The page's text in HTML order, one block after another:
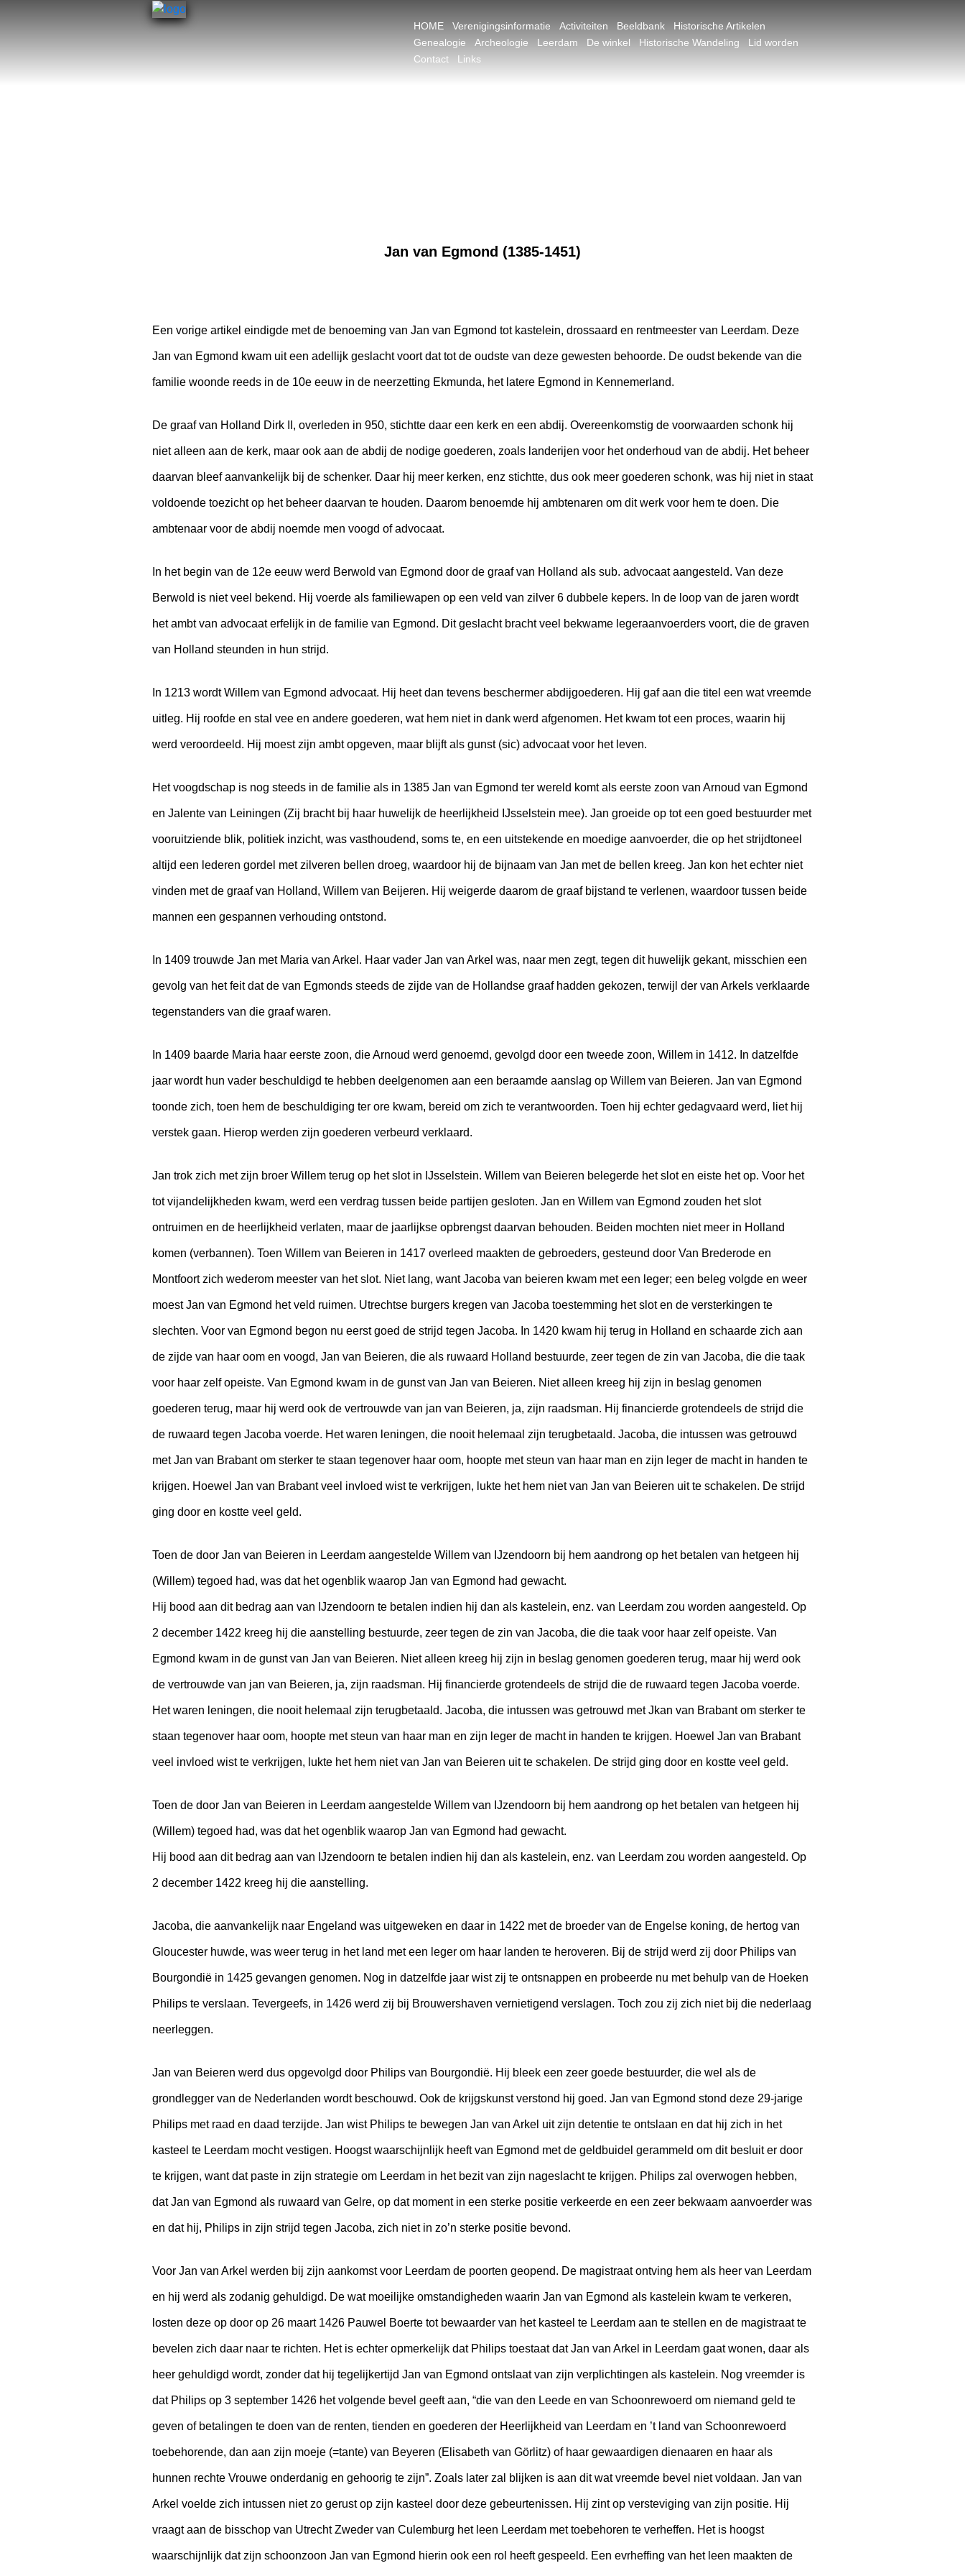
HOME Verenigingsinformatie Activiteiten Beeldbank
Historische Artikelen
Genealogie
Archeologie Leerdam De winkel Historische Wandeling
Lid worden
Contact
Links
Jan van Egmond (1385-1451)
Een vorige artikel eindigde met de benoeming van Jan van Egmond tot kastelein, drossaard en rentmeester van Leerdam. Deze
Jan van Egmond kwam uit een adellijk geslacht voort dat tot de oudste van deze gewesten behoorde. De oudst bekende van die
familie woonde reeds in de 10e eeuw in de neerzetting Ekmunda, het latere Egmond in Kennemerland.
De graaf van Holland Dirk II, overleden in 950, stichtte daar een kerk en een abdij. Overeenkomstig de voorwaarden schonk hij
niet alleen aan de kerk, maar ook aan de abdij de nodige goederen, zoals landerijen voor het onderhoud van de abdij. Het beheer
daarvan bleef aanvankelijk bij de schenker. Daar hij meer kerken, enz stichtte, dus ook meer goederen schonk, was hij niet in staat
voldoende toezicht op het beheer daarvan te houden. Daarom benoemde hij ambtenaren om dit werk voor hem te doen. Die
ambtenaar voor de abdij noemde men voogd of advocaat.
In het begin van de 12e eeuw werd Berwold van Egmond door de graaf van Holland als sub. advocaat aangesteld. Van deze
Berwold is niet veel bekend. Hij voerde als familiewapen op een veld van zilver 6 dubbele kepers. In de loop van de jaren wordt
het ambt van advocaat erfelijk in de familie van Egmond. Dit geslacht bracht veel bekwame legeraanvoerders voort, die de graven
van Holland steunden in hun strijd.
In 1213 wordt Willem van Egmond advocaat. Hij heet dan tevens beschermer abdijgoederen. Hij gaf aan die titel een wat vreemde
uitleg. Hij roofde en stal vee en andere goederen, wat hem niet in dank werd afgenomen. Het kwam tot een proces, waarin hij
werd veroordeeld. Hij moest zijn ambt opgeven, maar blijft als gunst (sic) advocaat voor het leven.
Het voogdschap is nog steeds in de familie als in 1385 Jan van Egmond ter wereld komt als eerste zoon van Arnoud van Egmond
en Jalente van Leiningen (Zij bracht bij haar huwelijk de heerlijkheid IJsselstein mee). Jan groeide op tot een goed bestuurder met
vooruitziende blik, politiek inzicht, was vasthoudend, soms te, en een uitstekende en moedige aanvoerder, die op het strijdtoneel
altijd een lederen gordel met zilveren bellen droeg, waardoor hij de bijnaam van Jan met de bellen kreeg. Jan kon het echter niet
vinden met de graaf van Holland, Willem van Beijeren. Hij weigerde daarom de graaf bijstand te verlenen, waardoor tussen beide
mannen een gespannen verhouding ontstond.
In 1409 trouwde Jan met Maria van Arkel. Haar vader Jan van Arkel was, naar men zegt, tegen dit huwelijk gekant, misschien een
gevolg van het feit dat de van Egmonds steeds de zijde van de Hollandse graaf hadden gekozen, terwijl der van Arkels verklaarde
tegenstanders van die graaf waren.
In 1409 baarde Maria haar eerste zoon, die Arnoud werd genoemd, gevolgd door een tweede zoon, Willem in 1412. In datzelfde
jaar wordt hun vader beschuldigd te hebben deelgenomen aan een beraamde aanslag op Willem van Beieren. Jan van Egmond
toonde zich, toen hem de beschuldiging ter ore kwam, bereid om zich te verantwoorden. Toen hij echter gedagvaard werd, liet hij
verstek gaan. Hierop werden zijn goederen verbeurd verklaard.
Jan trok zich met zijn broer Willem terug op het slot in IJsselstein. Willem van Beieren belegerde het slot en eiste het op. Voor het
tot vijandelijkheden kwam, werd een verdrag tussen beide partijen gesloten. Jan en Willem van Egmond zouden het slot
ontruimen en de heerlijkheid verlaten, maar de jaarlijkse opbrengst daarvan behouden. Beiden mochten niet meer in Holland
komen (verbannen). Toen Willem van Beieren in 1417 overleed maakten de gebroeders, gesteund door Van Brederode en
Montfoort zich wederom meester van het slot. Niet lang, want Jacoba van beieren kwam met een leger; een beleg volgde en weer
moest Jan van Egmond het veld ruimen. Utrechtse burgers kregen van Jacoba toestemming het slot en de versterkingen te
slechten. Voor van Egmond begon nu eerst goed de strijd tegen Jacoba. In 1420 kwam hij terug in Holland en schaarde zich aan
de zijde van haar oom en voogd, Jan van Beieren, die als ruwaard Holland bestuurde, zeer tegen de zin van Jacoba, die die taak
voor haar zelf opeiste. Van Egmond kwam in de gunst van Jan van Beieren. Niet alleen kreeg hij zijn in beslag genomen
goederen terug, maar hij werd ook de vertrouwde van jan van Beieren, ja, zijn raadsman. Hij financierde grotendeels de strijd die
de ruwaard tegen Jacoba voerde. Het waren leningen, die nooit helemaal zijn terugbetaald. Jacoba, die intussen was getrouwd
met Jan van Brabant om sterker te staan tegenover haar oom, hoopte met steun van haar man en zijn leger de macht in handen te
krijgen. Hoewel Jan van Brabant veel invloed wist te verkrijgen, lukte het hem niet van Jan van Beieren uit te schakelen. De strijd
ging door en kostte veel geld.
Toen de door Jan van Beieren in Leerdam aangestelde Willem van IJzendoorn bij hem aandrong op het betalen van hetgeen hij
(Willem) tegoed had, was dat het ogenblik waarop Jan van Egmond had gewacht.
Hij bood aan dit bedrag aan van IJzendoorn te betalen indien hij dan als kastelein, enz. van Leerdam zou worden aangesteld. Op
2 december 1422 kreeg hij die aanstelling bestuurde, zeer tegen de zin van Jacoba, die die taak voor haar zelf opeiste. Van
Egmond kwam in de gunst van Jan van Beieren. Niet alleen kreeg hij zijn in beslag genomen goederen terug, maar hij werd ook
de vertrouwde van jan van Beieren, ja, zijn raadsman. Hij financierde grotendeels de strijd die de ruwaard tegen Jacoba voerde.
Het waren leningen, die nooit helemaal zijn terugbetaald. Jacoba, die intussen was getrouwd met Jkan van Brabant om sterker te
staan tegenover haar oom, hoopte met steun van haar man en zijn leger de macht in handen te krijgen. Hoewel Jan van Brabant
veel invloed wist te verkrijgen, lukte het hem niet van Jan van Beieren uit te schakelen. De strijd ging door en kostte veel geld.
Toen de door Jan van Beieren in Leerdam aangestelde Willem van IJzendoorn bij hem aandrong op het betalen van hetgeen hij
(Willem) tegoed had, was dat het ogenblik waarop Jan van Egmond had gewacht.
Hij bood aan dit bedrag aan van IJzendoorn te betalen indien hij dan als kastelein, enz. van Leerdam zou worden aangesteld. Op
2 december 1422 kreeg hij die aanstelling.
Jacoba, die aanvankelijk naar Engeland was uitgeweken en daar in 1422 met de broeder van de Engelse koning, de hertog van
Gloucester huwde, was weer terug in het land met een leger om haar landen te heroveren. Bij de strijd werd zij door Philips van
Bourgondië in 1425 gevangen genomen. Nog in datzelfde jaar wist zij te ontsnappen en probeerde nu met behulp van de Hoeken
Philips te verslaan. Tevergeefs, in 1426 werd zij bij Brouwershaven vernietigend verslagen. Toch zou zij zich niet bij die nederlaag
neerleggen.
Jan van Beieren werd dus opgevolgd door Philips van Bourgondië. Hij bleek een zeer goede bestuurder, die wel als de
grondlegger van de Nederlanden wordt beschouwd. Ook de krijgskunst verstond hij goed. Jan van Egmond stond deze 29-jarige
Philips met raad en daad terzijde. Jan wist Philips te bewegen Jan van Arkel uit zijn detentie te ontslaan en dat hij zich in het
kasteel te Leerdam mocht vestigen. Hoogst waarschijnlijk heeft van Egmond met de geldbuidel gerammeld om dit besluit er door
te krijgen, want dat paste in zijn strategie om Leerdam in het bezit van zijn nageslacht te krijgen. Philips zal overwogen hebben,
dat Jan van Egmond als ruwaard van Gelre, op dat moment in een sterke positie verkeerde en een zeer bekwaam aanvoerder was
en dat hij, Philips in zijn strijd tegen Jacoba, zich niet in zo’n sterke positie bevond.
Voor Jan van Arkel werden bij zijn aankomst voor Leerdam de poorten geopend. De magistraat ontving hem als heer van Leerdam
en hij werd als zodanig gehuldigd. De wat moeilijke omstandigheden waarin Jan van Egmond als kastelein kwam te verkeren,
losten deze op door op 26 maart 1426 Pauwel Boerte tot bewaarder van het kasteel te Leerdam aan te stellen en de magistraat te
bevelen zich daar naar te richten. Het is echter opmerkelijk dat Philips toestaat dat Jan van Arkel in Leerdam gaat wonen, daar als
heer gehuldigd wordt, zonder dat hij tegelijkertijd Jan van Egmond ontslaat van zijn verplichtingen als kastelein. Nog vreemder is
dat Philips op 3 september 1426 het volgende bevel geeft aan, “die van den Leede en van Schoonrewoerd om niemand geld te
geven of betalingen te doen van de renten, tienden en goederen der Heerlijkheid van Leerdam en ’t land van Schoonrewoerd
toebehorende, dan aan zijn moeje (=tante) van Beyeren (Elisabeth van Görlitz) of haar gewaardigen dienaaren en haar als
hunnen rechte Vrouwe onderdanig en gehoorig te zijn”. Zoals later zal blijken is aan dit wat vreemde bevel niet voldaan. Jan van
Arkel voelde zich intussen niet zo gerust op zijn kasteel door deze gebeurtenissen. Hij zint op versteviging van zijn positie. Hij
vraagt aan de bisschop van Utrecht Zweder van Culemburg het leen Leerdam met toebehoren te verheffen. Het is hoogst
waarschijnlijk dat zijn schoonzoon Jan van Egmond hierin ook een rol heeft gespeeld. Een evrheffing van het leen maakten de